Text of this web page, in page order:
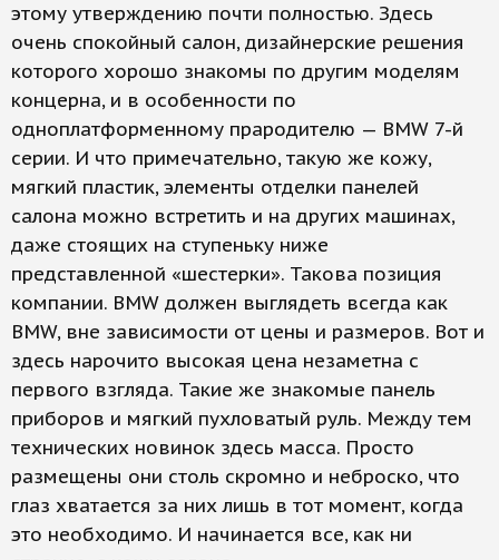
этому утверждению почти полностью. Здесь
очень спокойный салон, дизайнерские решения
которого хорошо знакомы по другим моделям
концерна, и в особенности по
одноплатформенному прародителю — BMW 7-й
серии. И что примечательно, такую же кожу,
мягкий пластик, элементы отделки панелей
салона можно встретить и на других машинах,
даже стоящих на ступеньку ниже
представленной «шестерки». Такова позиция
компании. BMW должен выглядеть всегда как
BMW, вне зависимости от цены и размеров. Вот и
здесь нарочито высокая цена незаметна с
первого взгляда. Такие же знакомые панель
приборов и мягкий пухловатый руль. Между тем
технических новинок здесь масса. Просто
размещены они столь скромно и неброско, что
глаз хватается за них лишь в тот момент, когда
это необходимо. И начинается все, как ни